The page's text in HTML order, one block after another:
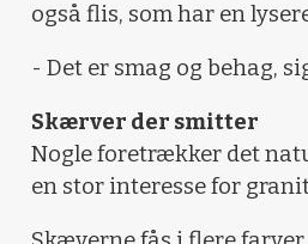
også flis, som har en
- Det er smag og behag,
Skærver der smitter
Nogle foretrækker det
en stor interesse for